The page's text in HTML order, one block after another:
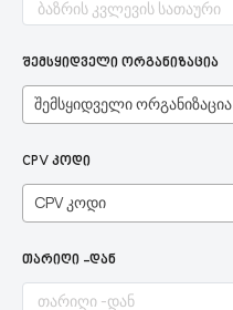
შემსყიდველი ორგანიზაცია
შემსყიდველი ორგანიზაცია
CPV კოდი
CPV კოდი
თარიღი -დან